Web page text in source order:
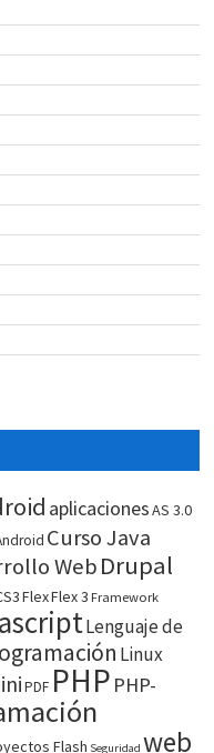
aplicacionesAS 3.0
Curso Java
WebDrupal
FlexFlex 3 Framework
Lenguaje de
Linux
PDF PHP PHP-
Flash Seguridad web